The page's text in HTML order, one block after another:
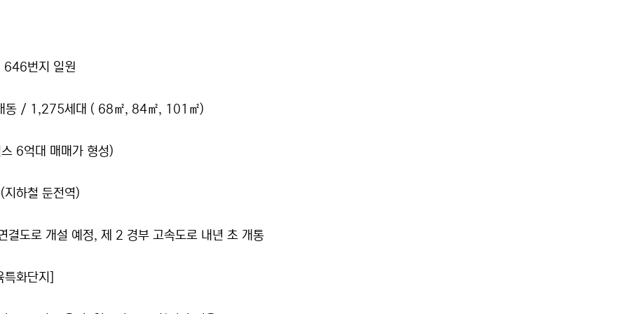
646번지 일원
동 / 1,275세대 ( 68㎡, 84㎡, 101㎡)
6억대 매매가 형성)
하철 둔전역)
도로 개설 예정, 제 2 경부 고속도로 내년 초 개통
화단지]